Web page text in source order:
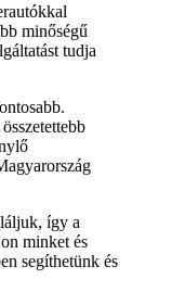
minőségű
tudja
így a
minket és
segíthetünk és